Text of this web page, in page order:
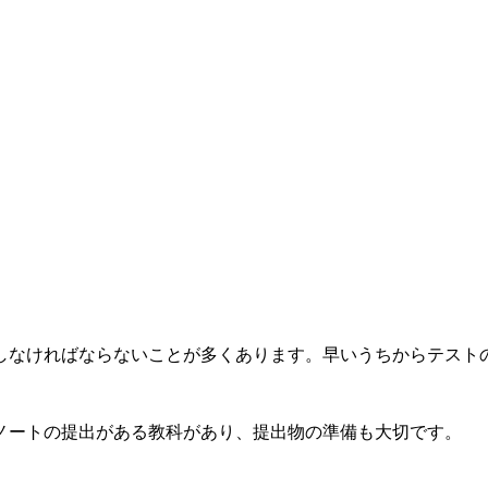
ければならないことが多くあります。早いうちからテスト
トの提出がある教科があり、提出物の準備も大切です。